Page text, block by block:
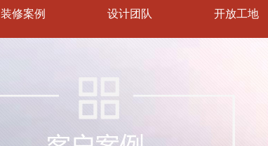
装修案例 设计团队 开放工地